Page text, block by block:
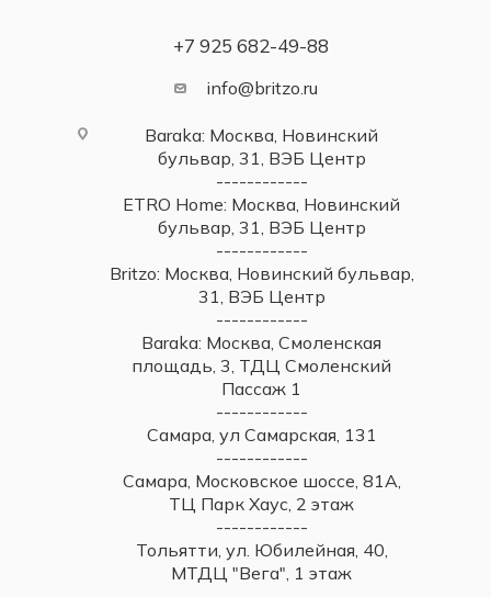
+7 925 682-49-88
info@britzo.ru
Baraka: Москва, Новинский
бульвар, 31, ВЭБ Центр
------------
ETRO Home: Москва, Новинский
бульвар, 31, ВЭБ Центр
------------
Britzo: Москва, Новинский бульвар,
31, ВЭБ Центр
------------
Baraka: Москва, Смоленская
площадь, 3, ТДЦ Смоленский
Пассаж 1
------------
Самара, ул Самарская, 131
------------
Самара, Московское шоссе, 81А,
ТЦ Парк Хаус, 2 этаж
------------
Тольятти, ул. Юбилейная, 40,
МТДЦ "Вега", 1 этаж